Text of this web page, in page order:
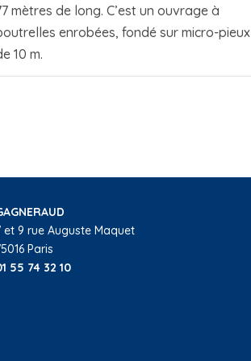
mètres de long. C’est un ouvrage à
enrobées, fondé sur micro-pieux
10 m.
et 9 rue Auguste Maquet
Paris
55 74 32 10